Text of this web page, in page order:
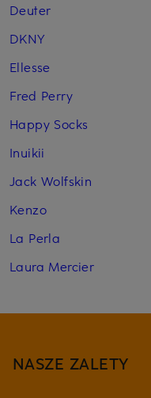
Deuter
DKNY
Ellesse
Fred Perry
Happy Socks
Inuikii
Jack Wolfskin
Kenzo
La Perla
Laura Mercier
NASZE ZALETY